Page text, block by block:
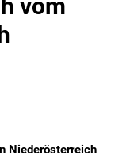
vom
Niederösterreich